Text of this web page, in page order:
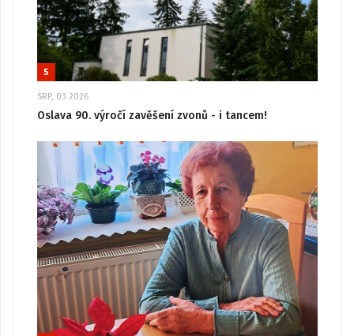
5
SRP, 03 2026
Oslava 90. výročí zavěšení zvonů - i tancem!